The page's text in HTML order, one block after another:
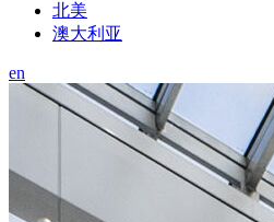
北美
澳大利亚
en